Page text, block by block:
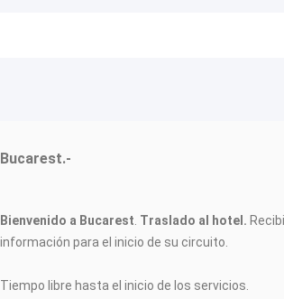
Bucarest.-
Bienvenido a Bucarest Traslado al hotel.
información para el inicio de su circuito.
Tiempo libre hasta el inicio de los servicios.